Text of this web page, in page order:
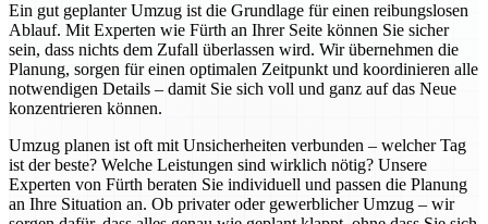
Ein gut geplanter Umzug ist die Grundlage für einen reibungslosen
Ablauf. Mit Experten wie Fürth an Ihrer Seite können Sie sicher
sein, dass nichts dem Zufall überlassen wird. Wir übernehmen die
Planung, sorgen für einen optimalen Zeitpunkt und koordinieren alle
notwendigen Details – damit Sie sich voll und ganz auf das Neue
konzentrieren können.
Umzug planen ist oft mit Unsicherheiten verbunden – welcher Tag
ist der beste? Welche Leistungen sind wirklich nötig? Unsere
Experten von Fürth beraten Sie individuell und passen die Planung
an Ihre Situation an. Ob privater oder gewerblicher Umzug – wir